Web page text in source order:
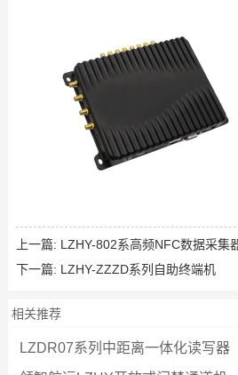
上一篇: LZHY-802系高频NFC数据采集
下一篇: LZHY-ZZZD系列自助终端机
相关推荐
LZDR07系列中距离一体化读写器